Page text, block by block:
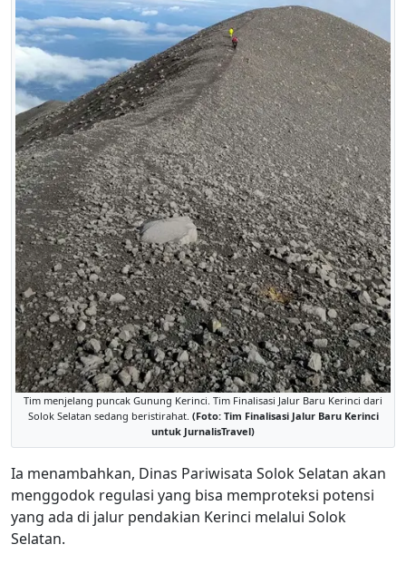
Tim menjelang puncak Gunung Kerinci. Tim Finalisasi Jalur Baru Kerinci dari
Solok Selatan sedang beristirahat. (Foto: Tim Finalisasi Jalur Baru Kerinci
untuk JurnalisTravel)
Ia menambahkan, Dinas Pariwisata Solok Selatan akan
menggodok regulasi yang bisa memproteksi potensi
yang ada di jalur pendakian Kerinci melalui Solok
Selatan.